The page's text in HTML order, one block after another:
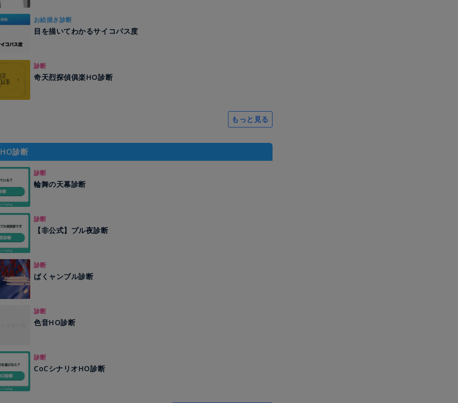
お絵描き診断
目を描いてわかるサイコパス度
診断
奇天烈探偵俱楽HO診断
もっと見る
診断
診断
輪舞の天幕診断
診断
【非公式】プル夜診断
診断
ばくャンブル診断
診断
色音HO診断
診断
CoCシナリオHO診断